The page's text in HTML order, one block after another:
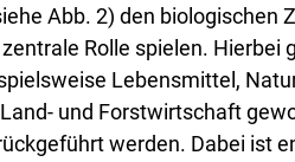
Abb. 2) den biologischen
Rolle spielen. Hierbei
Lebensmittel,
und Forstwirtschaft
werden. Dabei ist